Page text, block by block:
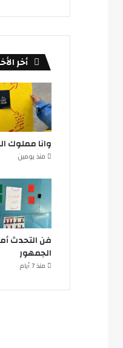
أخر
وانا مملوك
منذ يومين
فن التحدث
الجمهور
منذ 7 أيام